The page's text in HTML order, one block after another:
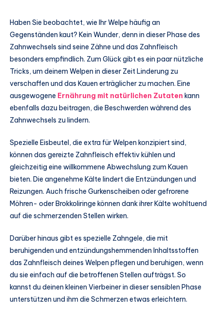
Haben Sie beobachtet, wie Ihr Welpe häufig an
Gegenständen kaut? Kein Wunder, denn in dieser Phase des
Zahnwechsels sind seine Zähne und das Zahnfleisch
besonders empfindlich. Zum Glück gibt es ein paar nützliche
Tricks, um deinem Welpen in dieser Zeit Linderung zu
verschaffen und das Kauen erträglicher zu machen. Eine
ausgewogene Ernährung mit natürlichen Zutaten kann
ebenfalls dazu beitragen, die Beschwerden während des
Zahnwechsels zu lindern.
Spezielle Eisbeutel, die extra für Welpen konzipiert sind,
können das gereizte Zahnfleisch effektiv kühlen und
gleichzeitig eine willkommene Abwechslung zum Kauen
bieten. Die angenehme Kälte lindert die Entzündungen und
Reizungen. Auch frische Gurkenscheiben oder gefrorene
Möhren- oder Brokkoliringe können dank ihrer Kälte wohltuend
auf die schmerzenden Stellen wirken.
Darüber hinaus gibt es spezielle Zahngele, die mit
beruhigenden und entzündungshemmenden Inhaltsstoffen
das Zahnfleisch deines Welpen pflegen und beruhigen, wenn
du sie einfach auf die betroffenen Stellen aufträgst. So
kannst du deinen kleinen Vierbeiner in dieser sensiblen Phase
unterstützen und ihm die Schmerzen etwas erleichtern.